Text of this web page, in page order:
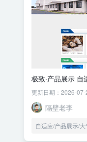
极致·产品展示 自
更新日期：2026-
隔壁老李
自适应/产品展示/